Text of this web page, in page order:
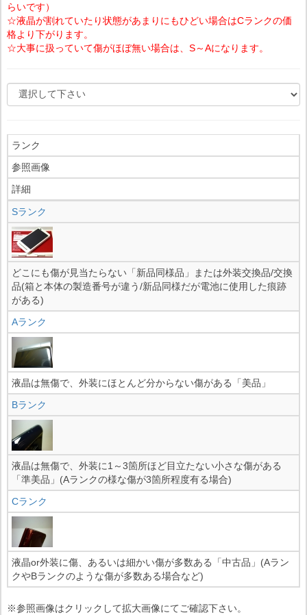
らいです）
☆液晶が割れていたり状態があまりにもひどい場合はCランクの価
格より下がります。
☆大事に扱っていて傷がほぼ無い場合は、S～Aになります。
ランク
参照画像
詳細
Sランク
どこにも傷が見当たらない「新品同様品」または外装交換品/交換
品(箱と本体の製造番号が違う/新品同様だが電池に使用した痕跡
がある)
Aランク
液晶は無傷で、外装にほとんど分からない傷がある「美品」
Bランク
液晶は無傷で、外装に1～3箇所ほど目立たない小さな傷がある
「準美品」(Aランクの様な傷が3箇所程度有る場合)
Cランク
液晶or外装に傷、あるいは細かい傷が多数ある「中古品」(Aラン
クやBランクのような傷が多数ある場合など)
※参照画像はクリックして拡大画像にてご確認下さい。